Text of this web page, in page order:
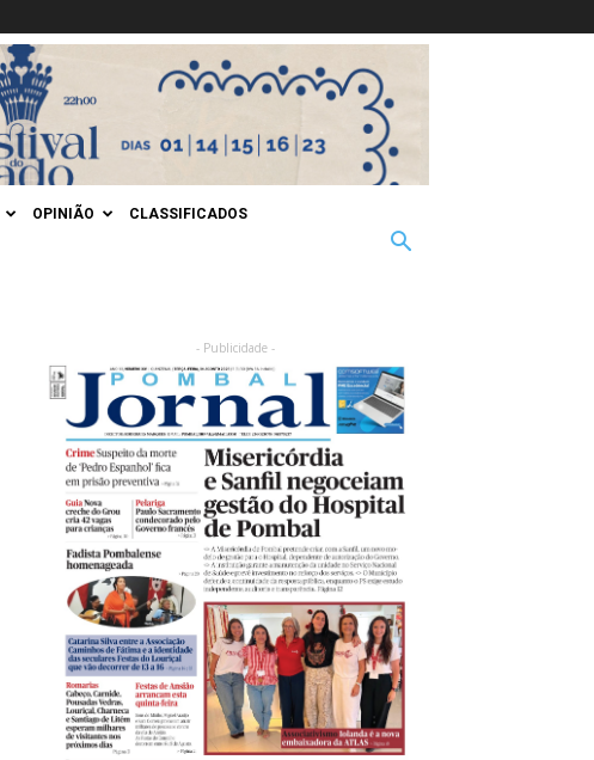
OPINIÃO CLASSIFICADOS
- Publicidade -